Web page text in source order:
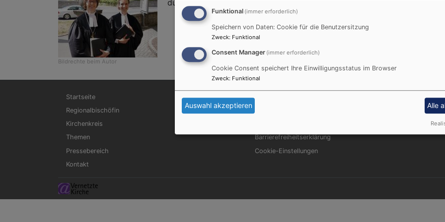
Bildrechte beim Autor
durch Regionalbischöfin Gisela Bornowski ordiniert.
Hauptnavigation
Startseite
Regionalbischöfin
Kirchenkreis
Themen
Pressebereich
Kontakt
Fußbereichsmenü
Barrierefreiheitserklärung
Cookie-Einstellungen
Funktional (immer erforderlich)
Speichern von Daten: Cookie für die Benutzersitzung
Zweck: Funktional
Consent Manager (immer erforderlich)
Cookie Consent speichert Ihre Einwilligungsstatus im Browser
Zweck: Funktional
Auswahl akzeptieren Alle